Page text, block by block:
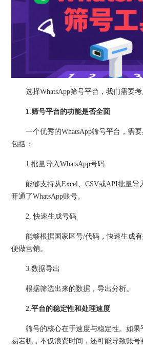
选择WhatsApp筛号平台，我们需要考
1.筛号平台的功能是否全面
一个优秀的WhatsApp筛号平台，需要
包括：
1.批量导入WhatsApp号码
能够支持从Excel、CSV或API批量导
开通了WhatsApp账号。
2. 快速生成号码
能够根据国家区号/代码，快速生成有
便做营销。
3.数据导出
根据筛选出来的数据，导出分析。
2.平台的稳定性和处理速度
筛号的核心在于速度与稳定性。如果
易宕机，不仅浪费时间，还可能导致账号